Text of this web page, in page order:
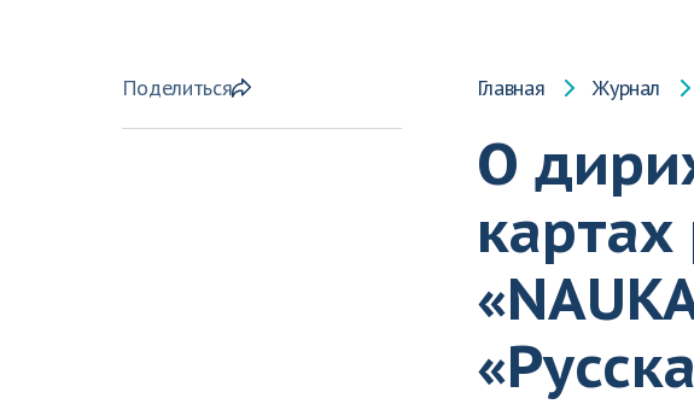
Поделиться Главная Журнал
О